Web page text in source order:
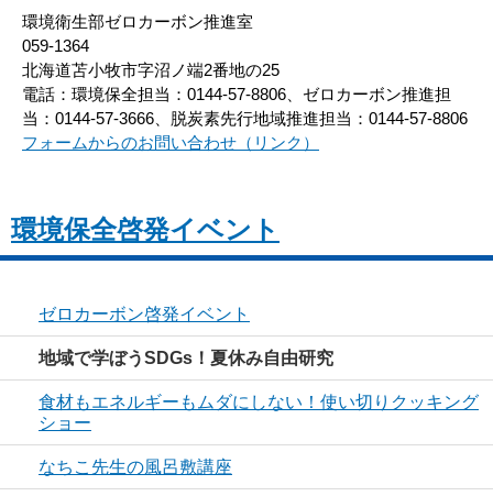
環境衛生部ゼロカーボン推進室
059-1364
北海道苫小牧市字沼ノ端2番地の25
電話：環境保全担当：0144-57-8806、ゼロカーボン推進担
当：0144-57-3666、脱炭素先行地域推進担当：0144-57-8806
フォームからのお問い合わせ（リンク）
環境保全啓発イベント
ゼロカーボン啓発イベント
地域で学ぼうSDGs！夏休み自由研究
食材もエネルギーもムダにしない！使い切りクッキング
ショー
なちこ先生の風呂敷講座